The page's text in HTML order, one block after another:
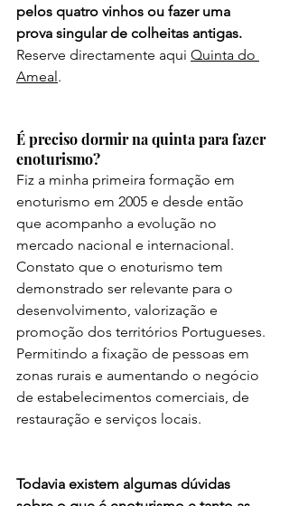
pelos quatro vinhos ou fazer uma
prova singular de colheitas antigas.
Reserve directamente aqui Quinta do
Ameal .
É preciso dormir na quinta para fazer
enoturismo?
Fiz a minha primeira formação em
enoturismo em 2005 e desde então
que acompanho a evolução no
mercado nacional e internacional.
Constato que o enoturismo tem
demonstrado ser relevante para o
desenvolvimento, valorização e
promoção dos territórios Portugueses.
Permitindo a fixação de pessoas em
zonas rurais e aumentando o negócio
de estabelecimentos comerciais, de
restauração e serviços locais.
Todavia existem algumas dúvidas